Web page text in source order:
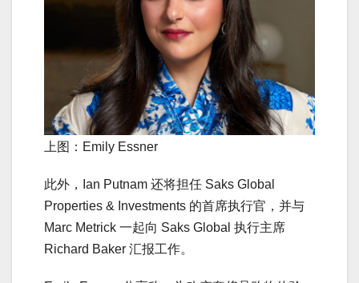
上图：Emily Essner
此外，Ian Putnam 还将担任 Saks Global
Properties & Investments 的首席执行官，并与
Marc Metrick 一起向 Saks Global 执行主席
Richard Baker 汇报工作。